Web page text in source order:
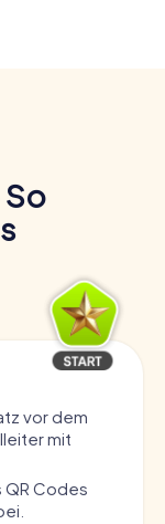
vor dem
mit
Codes